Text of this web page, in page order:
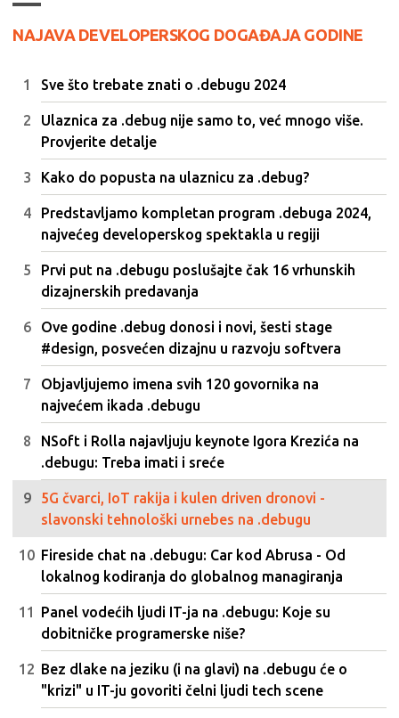
NAJAVA DEVELOPERSKOG DOGAĐAJA GODINE
Sve što trebate znati o .debugu 2024
Ulaznica za .debug nije samo to, već mnogo više.
Provjerite detalje
Kako do popusta na ulaznicu za .debug?
Predstavljamo kompletan program .debuga 2024,
najvećeg developerskog spektakla u regiji
Prvi put na .debugu poslušajte čak 16 vrhunskih
dizajnerskih predavanja
Ove godine .debug donosi i novi, šesti stage
#design, posvećen dizajnu u razvoju softvera
Objavljujemo imena svih 120 govornika na
najvećem ikada .debugu
NSoft i Rolla najavljuju keynote Igora Krezića na
.debugu: Treba imati i sreće
5G čvarci, IoT rakija i kulen driven dronovi -
slavonski tehnološki urnebes na .debugu
Fireside chat na .debugu: Car kod Abrusa - Od
lokalnog kodiranja do globalnog managiranja
Panel vodećih ljudi IT-ja na .debugu: Koje su
dobitničke programerske niše?
Bez dlake na jeziku (i na glavi) na .debugu će o
"krizi" u IT-ju govoriti čelni ljudi tech scene